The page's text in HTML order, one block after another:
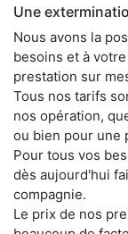
Une
Nous avons la
besoins et à
prestation sur
Tous nos tarifs
nos opération,
ou bien pour une
Pour tous vos
dès aujourd'hui
compagnie.
Le prix de nos